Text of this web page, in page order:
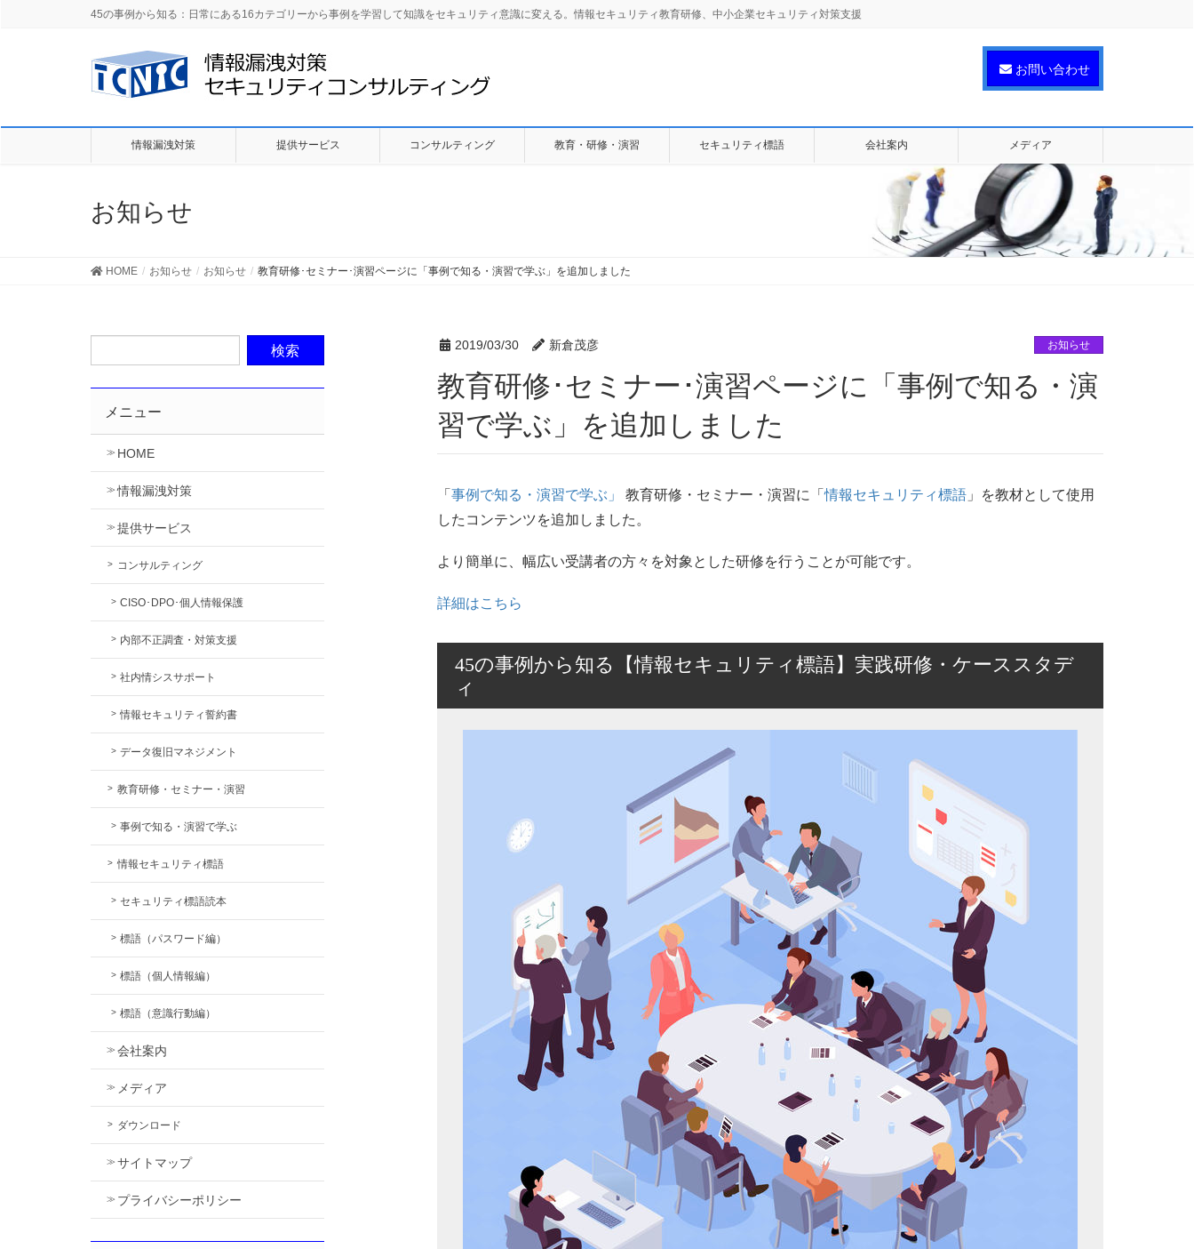
45の事例から知る：日常にある16カテゴリーから事例を学習して知識をセキュリティ意識に変える。情報セキュリティ教育研修、中小企業セキュリティ対策支援
お問い合わせ
情報漏洩対策 提供サービス コンサルティング 教育・研修・演習 セキュリティ標語 会社案内 メディア
お知らせ
HOME お知らせ お知らせ 教育研修･セミナー･演習ページに「事例で知る・演習で学ぶ」を追加しました
2019/03/30 新倉茂彦 お知らせ
教育研修･セミナー･演習ページに「事例で知る・演
習で学ぶ」を追加しました
「 事例で知る・演習で学ぶ」 教育研修・セミナー・演習に「情報セキュリティ標語 」を教材として使用
したコンテンツを追加しました。
より簡単に、幅広い受講者の方々を対象とした研修を行うことが可能です。
詳細はこちら
45の事例から知る【情報セキュリティ標語】実践研修・ケーススタデ
ィ
メニュー
HOME
情報漏洩対策
提供サービス
コンサルティング
CISO･DPO･個人情報保護
内部不正調査・対策支援
社内情シスサポート
情報セキュリティ誓約書
データ復旧マネジメント
教育研修・セミナー・演習
事例で知る・演習で学ぶ
情報セキュリティ標語
セキュリティ標語読本
標語（パスワード編）
標語（個人情報編）
標語（意識行動編）
会社案内
メディア
ダウンロード
サイトマップ
プライバシーポリシー